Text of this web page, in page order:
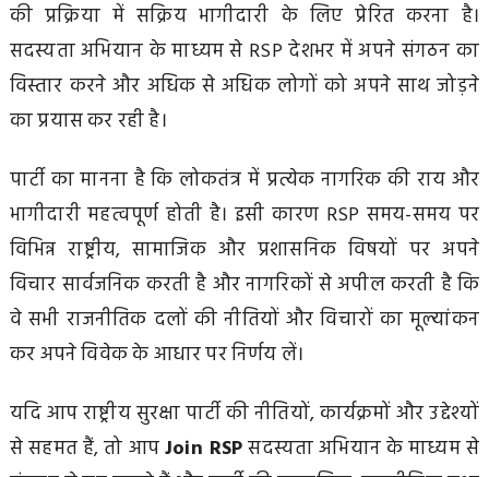
की प्रक्रिया में सक्रिय भागीदारी के लिए प्रेरित करना है।
सदस्यता अभियान के माध्यम से RSP देशभर में अपने संगठन का
विस्तार करने और अधिक से अधिक लोगों को अपने साथ जोड़ने
का प्रयास कर रही है।
पार्टी का मानना है कि लोकतंत्र में प्रत्येक नागरिक की राय और
भागीदारी महत्वपूर्ण होती है। इसी कारण RSP समय-समय पर
विभिन्न राष्ट्रीय, सामाजिक और प्रशासनिक विषयों पर अपने
विचार सार्वजनिक करती है और नागरिकों से अपील करती है कि
वे सभी राजनीतिक दलों की नीतियों और विचारों का मूल्यांकन
कर अपने विवेक के आधार पर निर्णय लें।
यदि आप राष्ट्रीय सुरक्षा पार्टी की नीतियों, कार्यक्रमों और उद्देश्यों
से सहमत हैं, तो आपJoin RSPसदस्यता अभियान के माध्यम से